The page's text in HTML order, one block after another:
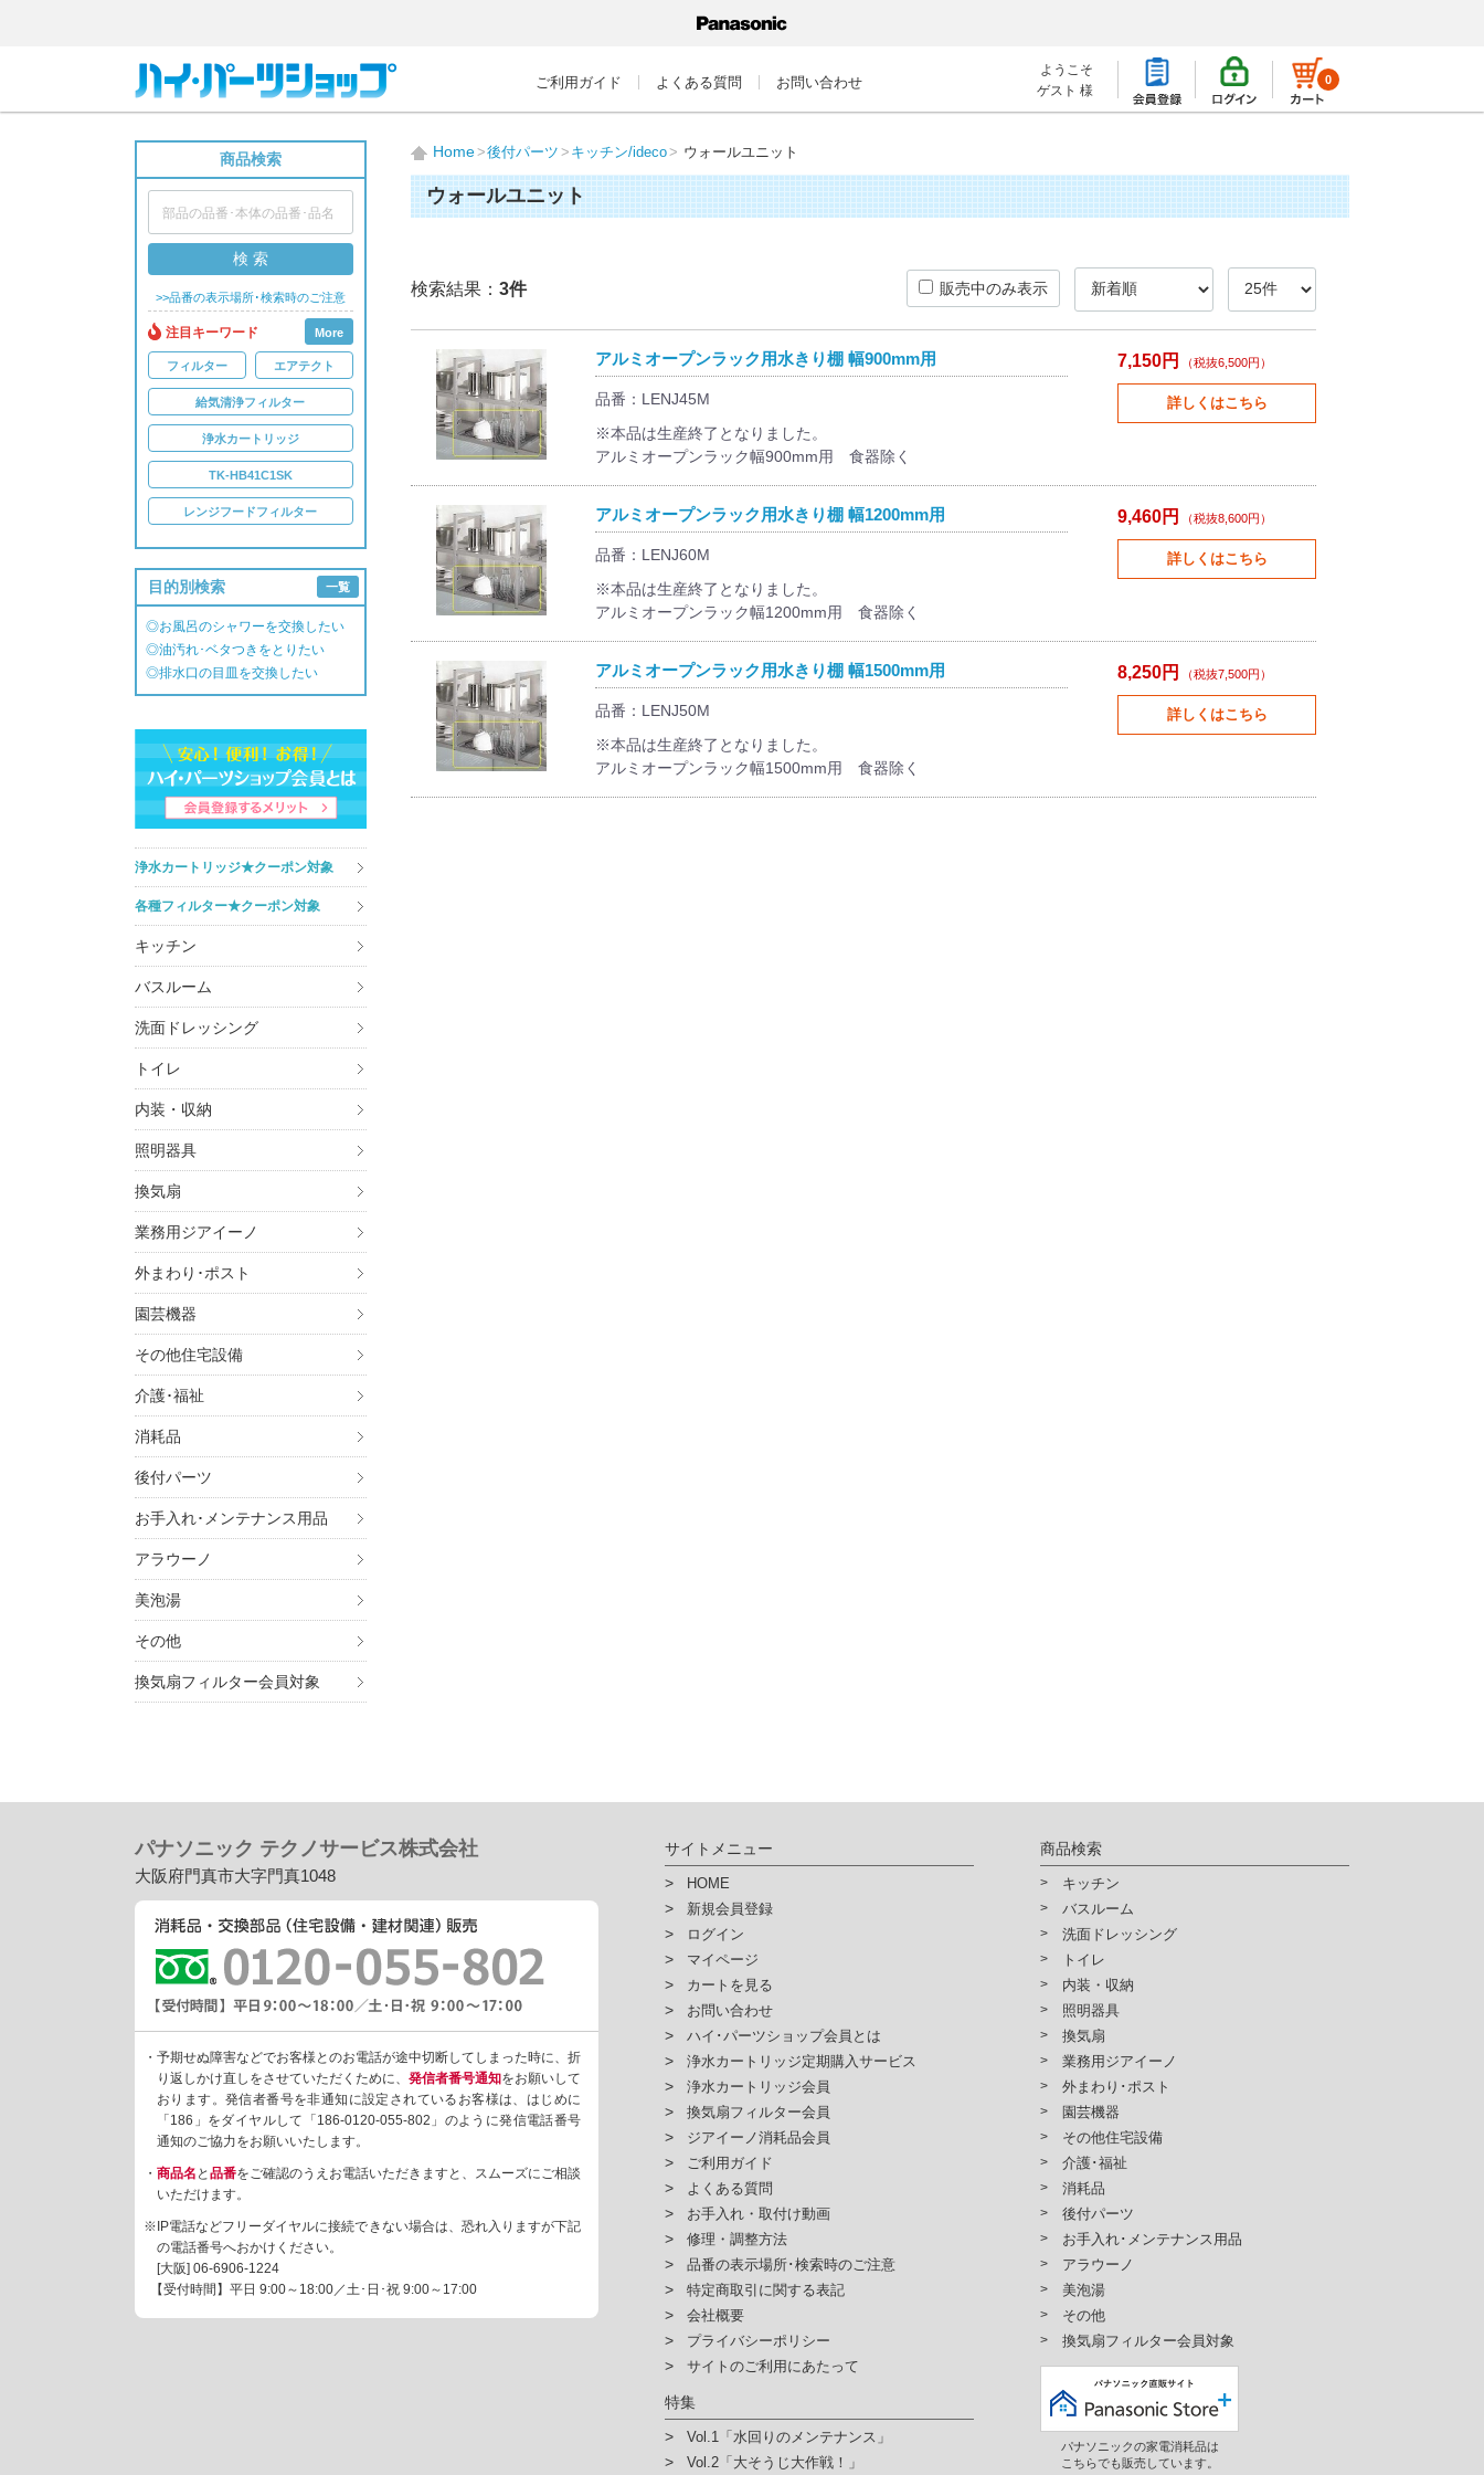
ご利用ガイド よくある質問 お問い合わせ
ようこそ
ゲスト 様
0
商品検索
検 索
>>品番の表示場所･検索時のご注意
注目キーワード More
フィルター エアテクト
給気清浄フィルター
浄水カートリッジ
TK-HB41C1SK
レンジフードフィルター
目的別検索 一覧
◎お風呂のシャワーを交換したい
◎油汚れ･ベタつきをとりたい
◎排水口の目皿を交換したい
浄水カートリッジ★クーポン対象
各種フィルター★クーポン対象
キッチン
バスルーム
洗面ドレッシング
トイレ
内装・収納
照明器具
換気扇
業務用ジアイーノ
外まわり･ポスト
園芸機器
その他住宅設備
介護･福祉
消耗品
後付パーツ
お手入れ･メンテナンス用品
アラウーノ
美泡湯
その他
換気扇フィルター会員対象
Home 後付パーツ キッチン/ideco ウォールユニット
ウォールユニット
検索結果： 3件 販売中のみ表示
アルミオープンラック用水きり棚 幅900mm用
品番：LENJ45M
※本品は生産終了となりました。
アルミオープンラック幅900mm用 食器除く
7,150円 （税抜6,500円）
詳しくはこちら
アルミオープンラック用水きり棚 幅1200mm用
品番：LENJ60M
※本品は生産終了となりました。
アルミオープンラック幅1200mm用 食器除く
9,460円 （税抜8,600円）
詳しくはこちら
アルミオープンラック用水きり棚 幅1500mm用
品番：LENJ50M
※本品は生産終了となりました。
アルミオープンラック幅1500mm用 食器除く
8,250円 （税抜7,500円）
詳しくはこちら
パナソニック テクノサービス株式会社
大阪府門真市大字門真1048
・予期せぬ障害などでお客様とのお電話が途中切断してしまった時に、折
り返しかけ直しをさせていただくために、 発信者番号通知をお願いして
おります。発信者番号を非通知に設定されているお客様は、はじめに
「186」をダイヤルして「186-0120-055-802」のように発信電話番号
通知のご協力をお願いいたします。
・ 商品名 と 品番をご確認のうえお電話いただきますと、スムーズにご相談
いただけます。
※IP電話などフリーダイヤルに接続できない場合は、恐れ入りますが下記
の電話番号へおかけください。
[大阪] 06-6906-1224
【受付時間】平日 9:00～18:00／土･日･祝 9:00～17:00
サイトメニュー
HOME
新規会員登録
ログイン
マイページ
カートを見る
お問い合わせ
ハイ･パーツショップ会員とは
浄水カートリッジ定期購入サービス
浄水カートリッジ会員
換気扇フィルター会員
ジアイーノ消耗品会員
ご利用ガイド
よくある質問
お手入れ・取付け動画
修理・調整方法
品番の表示場所･検索時のご注意
特定商取引に関する表記
会社概要
プライバシーポリシー
サイトのご利用にあたって
特集
Vol.1「水回りのメンテナンス」
Vol.2「大そうじ大作戦！」
商品検索
キッチン
バスルーム
洗面ドレッシング
トイレ
内装・収納
照明器具
換気扇
業務用ジアイーノ
外まわり･ポスト
園芸機器
その他住宅設備
介護･福祉
消耗品
後付パーツ
お手入れ･メンテナンス用品
アラウーノ
美泡湯
その他
換気扇フィルター会員対象
パナソニックの家電消耗品は
こちらでも販売しています。